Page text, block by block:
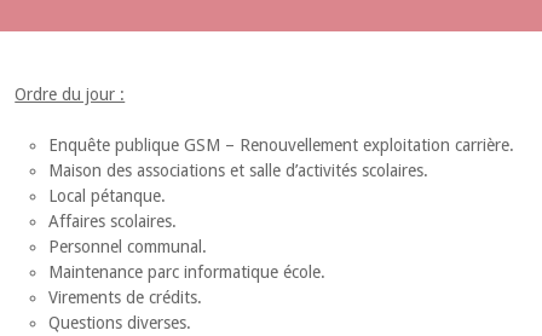
Ordre du jour :
Enquête publique GSM – Renouvellement exploitation carrière.
Maison des associations et salle d’activités scolaires.
Local pétanque.
Affaires scolaires.
Personnel communal.
Maintenance parc informatique école.
Virements de crédits.
Questions diverses.